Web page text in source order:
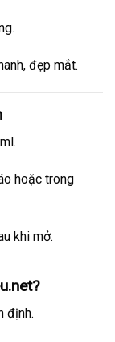
đẹp mắt.
hoặc trong
khi mở.
?
định.